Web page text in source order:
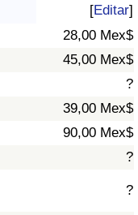
[Editar]
28,00 Mex$
45,00 Mex$
?
39,00 Mex$
90,00 Mex$
?
?